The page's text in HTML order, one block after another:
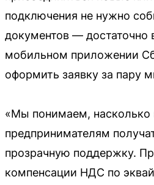
подключения не нужно
документов — достаточно
мобильном приложении
оформить заявку за пару
«Мы понимаем, насколько
предпринимателям
прозрачную поддержку.
компенсации НДС по